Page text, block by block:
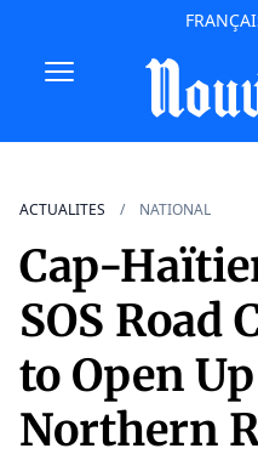
ACTUALITES NATIONAL
Cap-
SOS Road
to Open
Northern